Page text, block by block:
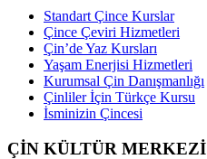
Standart Çince Kurslar
Çince Çeviri Hizmetleri
Çin’de Yaz Kursları
Yaşam Enerjisi Hizmetleri
Kurumsal Çin Danışmanlığı
Çinliler İçin Türkçe Kursu
İsminizin Çincesi
ÇİN KÜLTÜR MERKEZİ